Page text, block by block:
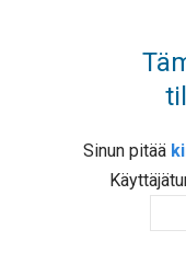
Sinun pitää